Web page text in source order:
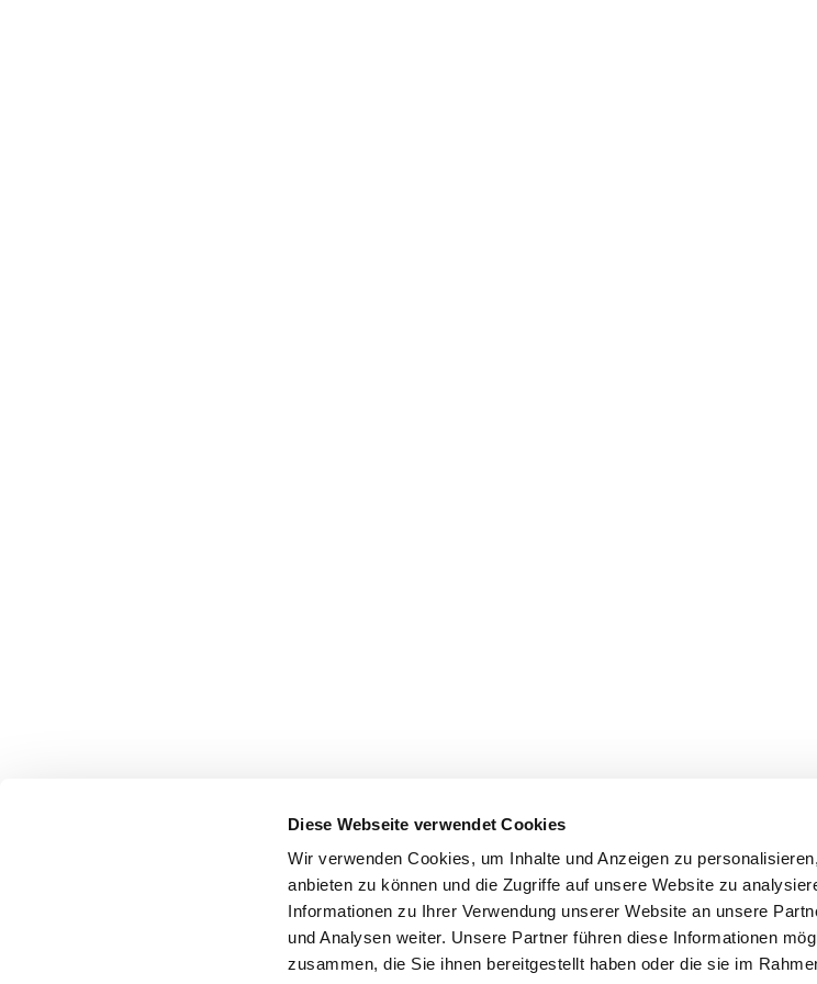
Diese Webseite verwendet Cookies
Wir verwenden Cookies, um Inhalte und Anzeigen zu
anbieten zu können und die Zugriffe auf unsere Website zu
Informationen zu Ihrer Verwendung unserer Website an unsere
und Analysen weiter. Unsere Partner führen diese Informationen
zusammen, die Sie ihnen bereitgestellt haben oder die sie im